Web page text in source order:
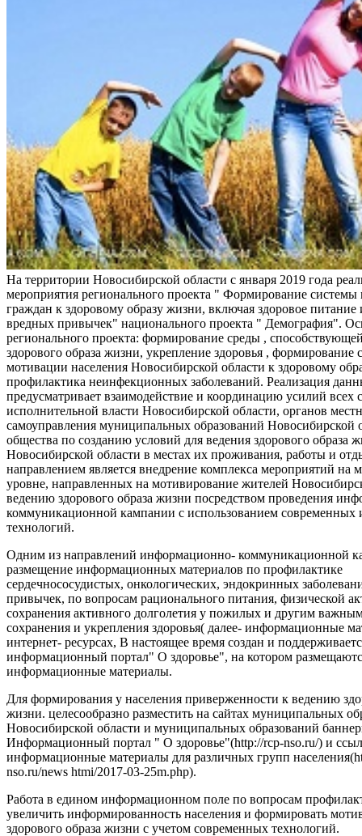
На территории Новосибирской области с января 2019 года
мероприятия регионального проекта " Формирование
граждан к здоровому образу жизни, включая здоровое питание
вредных привычек" национального проекта " Демография".
регионального проекта: формирование среды ,
здорового образа жизни, укрепление здоровья , формирование
мотивации населения Новосибирской области к здоровому
профилактика неинфекционных заболеваний. Реализация
предусматривает взаимодействие и координацию усилий всех
исполнительной власти Новосибирской области, органов
самоуправления муниципальных образований Новосибирской
общества по созданию условий для ведения здорового образа
Новосибирской области в местах их проживания, работы и
направлением является внедрение комплекса мероприятий на
уровне, направленных на мотивирование жителей
ведению здорового образа жизни посредством проведения
коммуникационной кампании с использованием
технологий.
Одним из направлений информационно- коммуникационной
размещение информационных материалов по профилактике
сердечнососудистых, онкологических, эндокринных
привычек, по вопросам рационального питания, физической
сохранения активного долголетия у пожилых и другим
сохранения и укрепления здоровья( далее- информационные
интернет- ресурсах, В настоящее время создан и
информационный портал" О здоровье", на котором
информационные материалы.
Для формирования у населения приверженности к ведению
жизни. целесообразно разместить на сайтах муниципальных
Новосибирской области и муниципальных образований
Информационный портал " О здоровье"(http://rcp-nso.ru/) и
информационные материалы для различных групп
nso.ru/news htmi/2017-03-25m.php).
Работа в едином информационном поле по вопросам
увеличить информированность населения и формировать
здорового образа жизни с учетом современных технологий.